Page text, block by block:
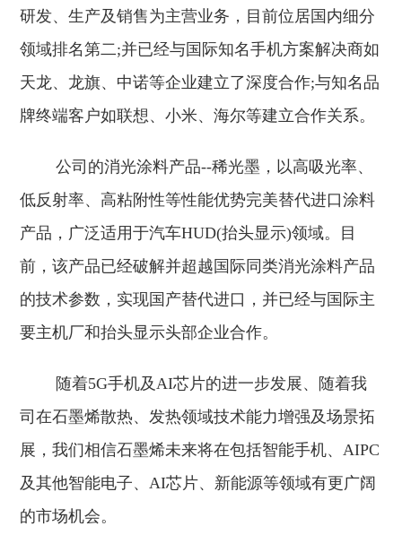
研发、生产及销售为主营业务，目前位居国内细分
领域排名第二;并已经与国际知名手机方案解决商如
天龙、龙旗、中诺等企业建立了深度合作;与知名品
牌终端客户如联想、小米、海尔等建立合作关系。
公司的消光涂料产品--稀光墨，以高吸光率、
低反射率、高粘附性等性能优势完美替代进口涂料
产品，广泛适用于汽车HUD(抬头显示)领域。目
前，该产品已经破解并超越国际同类消光涂料产品
的技术参数，实现国产替代进口，并已经与国际主
要主机厂和抬头显示头部企业合作。
随着5G手机及AI芯片的进一步发展、随着我
司在石墨烯散热、发热领域技术能力增强及场景拓
展，我们相信石墨烯未来将在包括智能手机、AIPC
及其他智能电子、AI芯片、新能源等领域有更广阔
的市场机会。